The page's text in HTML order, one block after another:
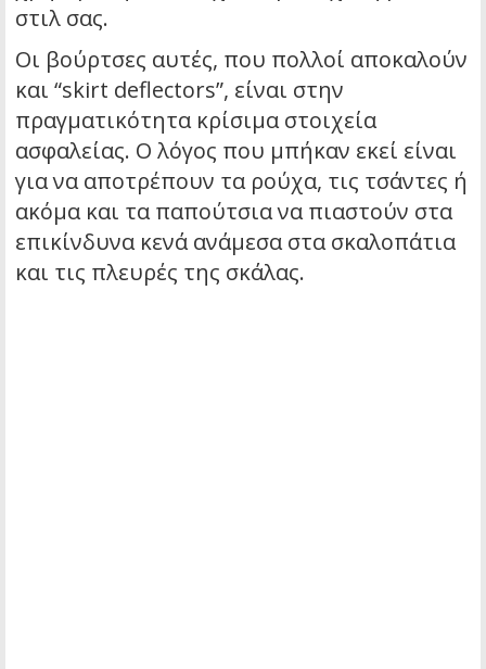
στιλ σας.
Οι βούρτσες αυτές, που πολλοί αποκαλούν
και “skirt deflectors”, είναι στην
πραγματικότητα κρίσιμα στοιχεία
ασφαλείας. Ο λόγος που μπήκαν εκεί είναι
για να αποτρέπουν τα ρούχα, τις τσάντες ή
ακόμα και τα παπούτσια να πιαστούν στα
επικίνδυνα κενά ανάμεσα στα σκαλοπάτια
και τις πλευρές της σκάλας.